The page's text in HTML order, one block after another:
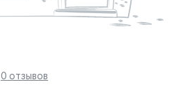
0 отзывов